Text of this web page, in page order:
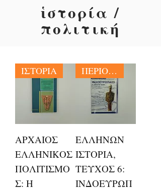
ἱστορία /
πολιτική
ΙΣΤΟΡΙΑ
ΑΡΧΑΙΟΣ
ΕΛΛΗΝΙΚΟΣ
ΠΟΛΙΤΙΣΜΟ
Σ: Η
ΠΕΡΙΟΔΙΚΑ
ΕΛΛΗΝΩΝ
ΙΣΤΟΡΙΑ,
ΤΕΥΧΟΣ 6:
ΙΝΔΟΕΥΡΩΠ